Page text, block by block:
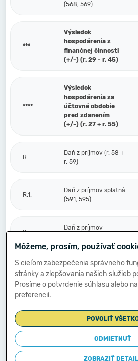
(568, 569)
***
Výsledok
hospodárenia z
finančnej činnosti
(+/-) (r. 29 - r. 45)
****
Výsledok
hospodárenia za
účtovné obdobie
pred zdanením
(+/-) (r. 27 + r. 55)
R.
Daň z príjmov (r. 58 +
r. 59)
R.1.
Daň z príjmov splatná
(591, 595)
2.
Daň z príjmov
S.
Prevod podielov na
výsledku
hospodárenia
****
Výsledok
hospodárenia za
účtovné obdobie po
zdanení (+/-) (r. 56
Môžeme, prosím, používať
S cieľom zabezpečenia správneho
stránky a zlepšovania našich služieb
Prosíme o potvrdenie súhlasu alebo
preferencií.
POVOLIŤ
ODMIETNUŤ
ZOBRAZIŤ